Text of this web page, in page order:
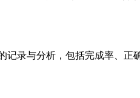
录与分析，包括完成率、正